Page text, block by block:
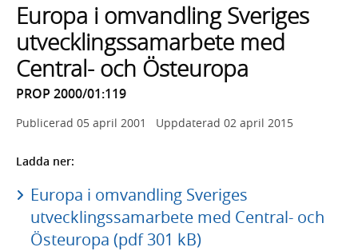
lista
med
sökförslag
Europa i omvandling Sveriges
utvecklingssamarbete med
Central- och Östeuropa
PROP 2000/01:119
Publicerad 05 april 2001 Uppdaterad 02 april 2015
Ladda ner:
Europa i omvandling Sveriges
utvecklingssamarbete med Central- och
Östeuropa (pdf 301 kB)